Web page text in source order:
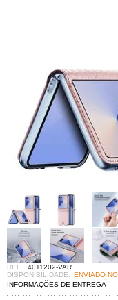
REF.: 4011202-VAR
DISPONIBILIDADE: ENVIADO
INFORMAÇÕES DE ENTREGA